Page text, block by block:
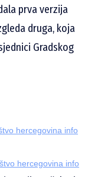
prva verzija
druga, koja
Gradskog
hercegovina info
hercegovina info